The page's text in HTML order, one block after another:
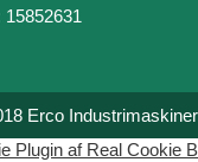
15852631
Erco Industrimaskiner
Plugin af Real Cookie